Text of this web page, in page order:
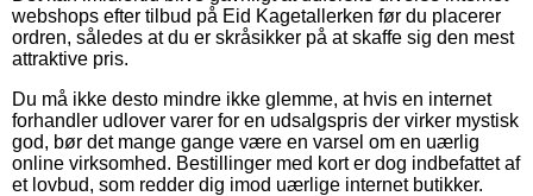
webshops efter tilbud på Eid Kagetallerken før du placerer
ordren, således at du er skråsikker på at skaffe sig den mest
attraktive pris.
Du må ikke desto mindre ikke glemme, at hvis en internet
forhandler udlover varer for en udsalgspris der virker mystisk
god, bør det mange gange være en varsel om en uærlig
online virksomhed. Bestillinger med kort er dog indbefattet af
et lovbud, som redder dig imod uærlige internet butikker.